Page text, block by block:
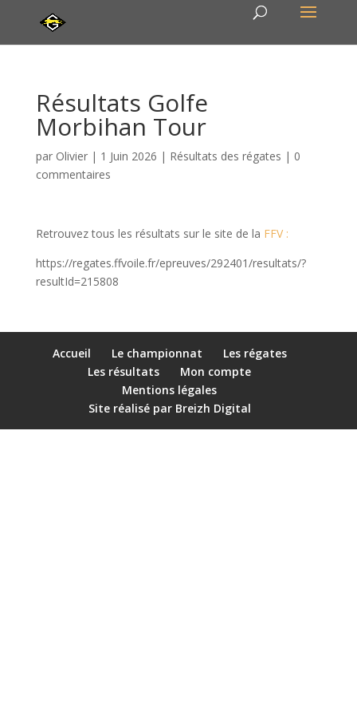
Résultats Golfe
Morbihan Tour
par Olivier| 1 Juin 2026 | Résultats des régates | 0
commentaires
Retrouvez tous les résultats sur le site de la FFV :
https://regates.ffvoile.fr/epreuves/292401/resultats/?
resultId=215808
Accueil Le championnat
Les régates
Les résultats
Mon compte
Mentions légales
Site réalisé par Breizh Digital